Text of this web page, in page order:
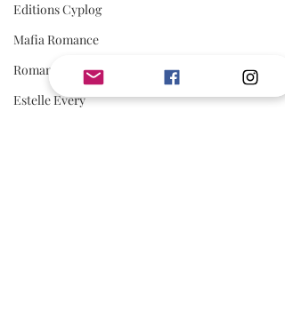
Editions Cyplog
Mafia Romance
Romance Biker
Estelle Every